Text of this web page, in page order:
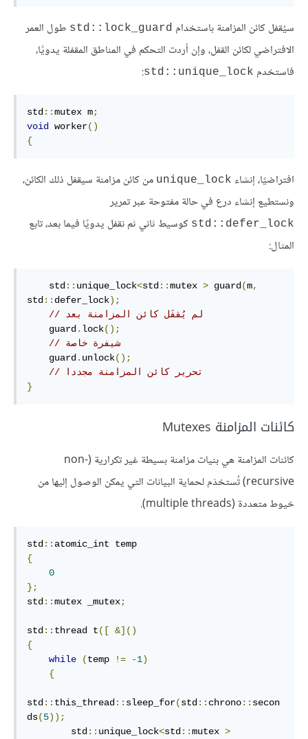
سيُقفل كائن المزامنة باستخدام ‎std::lock_guard‎ طول العمر
الافتراضي لكائن القفل، وإن أردت التحكم في المناطق المقفلة يدويًا،
فاستخدم ‎std::unique_lock‎
:
std ::mutex m;
void
worker()
{
افتراضيًا، إنشاء unique_lock من كائن مزامنة سيقفل ذلك الكائن،
ونستطيع إنشاء درع في حالة مفتوحة عبر تمرير
std::defer_lock كوسيط ثاني ثم نقفل يدويًا فيما بعد، تابع
المثال:
    std
:: unique_lock<std ::mutex > guard (m,
std :: defer_lock);
// لم يُقفَل كائن المزامنة بعد
    guard
. lock();
// شيفرة خاصة
    guard
. unlock();
// تحرير كائن المزامنة مجددا
}
كائنات المزامنة Mutexes
كائنات المزامنة هي بنيات مزامنة بسيطة غير تكرارية (non-
recursive) تُستخدَم لحماية البيانات التي يمكن الوصول إليها من
خيوط متعددة (multiple threads).
std ::
{
0
};
std ::mutex _mutex;
std :: thread t([ &]()
{
while
(temp != -1)
{
std :: this_thread :: sleep_for(std :: chrono:: secon
ds(5));
        std
:: unique_lock<std ::mutex >